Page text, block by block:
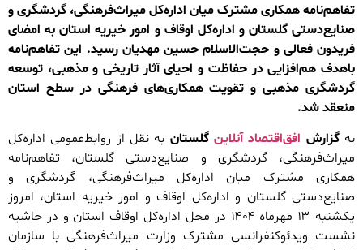
تفاهم‌نامه همکاری مشترک میان اداره‌کل میراث‌فرهنگی، گردشگری و
صنایع‌دستی گلستان و اداره‌کل اوقاف و امور خیریه استان به امضای
فریدون فعالی و حجت‌الاسلام حسین مهدیان رسید. این تفاهم‌نامه
باهدف هم‌افزایی در حفاظت و احیای آثار تاریخی و مذهبی، توسعه
گردشگری مذهبی و تقویت همکاری‌های فرهنگی در سطح استان
منعقد شد.
به گزارش افق‌اقتصاد آنلاینگلستان به نقل از روابط‌عمومی اداره‌کل
میراث‌فرهنگی، گردشگری و صنایع‌دستی گلستان، تفاهم‌نامه
همکاری مشترک میان اداره‌کل میراث‌فرهنگی، گردشگری و
صنایع‌دستی گلستان و اداره‌کل اوقاف و امور خیریه استان، امروز
یکشنبه ۱۳ مهرماه ۱۴۰۴ در محل اداره‌کل اوقاف استان و در حاشیه
نشست ویدئوکنفرانسی مشترک وزارت میراث‌فرهنگی با سازمان